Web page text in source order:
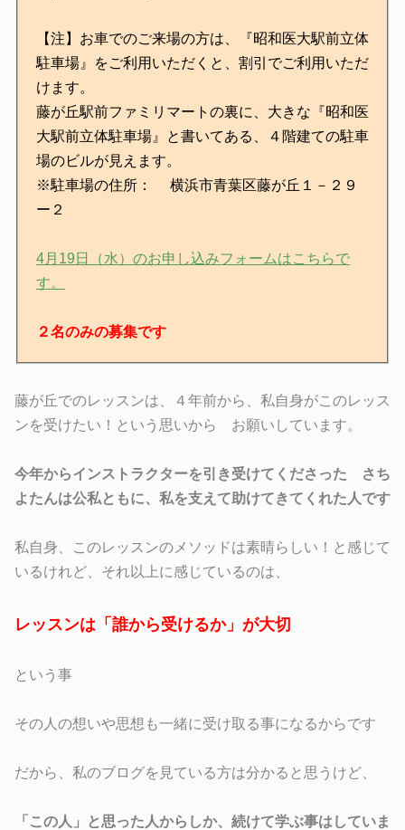
【注】お車でのご来場の方は、『昭和医大駅前立体
駐車場』をご利用いただくと、割引でご利用いただ
けます。
藤が丘駅前ファミリマートの裏に、大きな『昭和医
大駅前立体駐車場』と書いてある、４階建ての駐車
場のビルが見えます。
※駐車場の住所： 横浜市青葉区藤が丘１－２９
ー２
4月19日（水）のお申し込みフォームはこちらで
す。
２名のみの募集です
藤が丘でのレッスンは、４年前から、私自身がこのレッス
ンを受けたい！という思いから お願いしています。
今年からインストラクターを引き受けてくださった さち
よたんは公私ともに、私を支えて助けてきてくれた人です
私自身、このレッスンのメソッドは素晴らしい！と感じて
いるけれど、それ以上に感じているのは、
レッスンは「誰から受けるか」が大切
という事
その人の想いや思想も一緒に受け取る事になるからです
だから、私のブログを見ている方は分かると思うけど、
「この人」と思った人からしか、続けて学ぶ事はしていま